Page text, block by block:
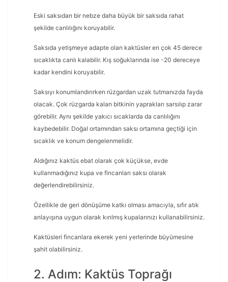
Eski saksıdan bir nebze daha büyük bir saksıda rahat
şekilde canlılığını koruyabilir.
Saksıda yetişmeye adapte olan kaktüsler en çok 45 derece
sıcaklıkta canlı kalabilir. Kış soğuklarında ise -20 dereceye
kadar kendini koruyabilir.
Saksıyı konumlandırırken rüzgardan uzak tutmanızda fayda
olacak. Çok rüzgarda kalan bitkinin yaprakları sarsılıp zarar
görebilir. Aynı şekilde yakıcı sıcaklarda da canlılığını
kaybedebilir. Doğal ortamından saksı ortamına geçtiği için
sıcaklık ve konum dengelenmelidir.
Aldığınız kaktüs ebat olarak çok küçükse, evde
kullanmadığınız kupa ve fincanları saksı olarak
değerlendirebilirsiniz.
Özellikle de geri dönüşüme katkı olması amacıyla, sıfır atık
anlayışına uygun olarak kırılmış kupalarınızı kullanabilirsiniz.
Kaktüsleri fincanlara ekerek yeni yerlerinde büyümesine
şahit olabilirsiniz.
2. Adım: Kaktüs Toprağı